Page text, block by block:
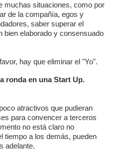
muchas situaciones, como por
de la compañía, egos y
saber superar el
bien elaborado y consensuado
hay que eliminar el "Yo".
ronda en una Start Up.
atractivos que pudieran
para convencer a terceros
no está claro no
tiempo a los demás, pueden
adelante.